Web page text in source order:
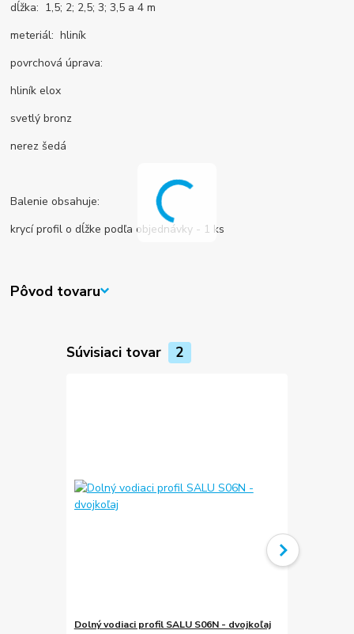
dĺžka: 1,5; 2; 2,5; 3; 3,5 a 4 m
meteriál: hliník
povrchová úprava:
hliník elox
svetlý bronz
nerez šedá
Balenie obsahuje:
krycí profil o dĺžke podľa objednávky - 1 ks
Pôvod tovaru
Súvisiaci tovar 2
Dolný vodiaci profil SALU S06N - dvojkoľaj